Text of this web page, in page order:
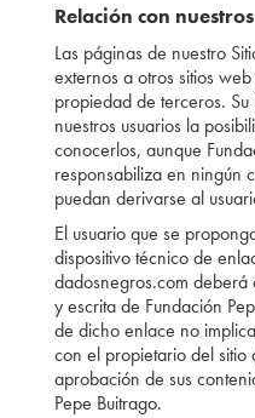
Relación con
Las páginas de nuestro
externos a otros sitios
propiedad de terceros.
nuestros usuarios la
conocerlos, aunque
responsabiliza en ningún
puedan derivarse al
El usuario que se
dispositivo técnico de
dadosnegros.com
y escrita de Fundación
de dicho enlace no
con el propietario del
aprobación de sus
Pepe Buitrago.